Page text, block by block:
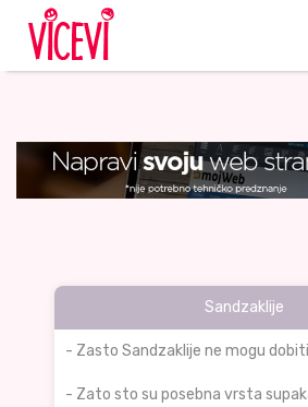
Sandzaklije
- Zasto Sandzaklije ne mogu
- Zato sto su posebna vrsta